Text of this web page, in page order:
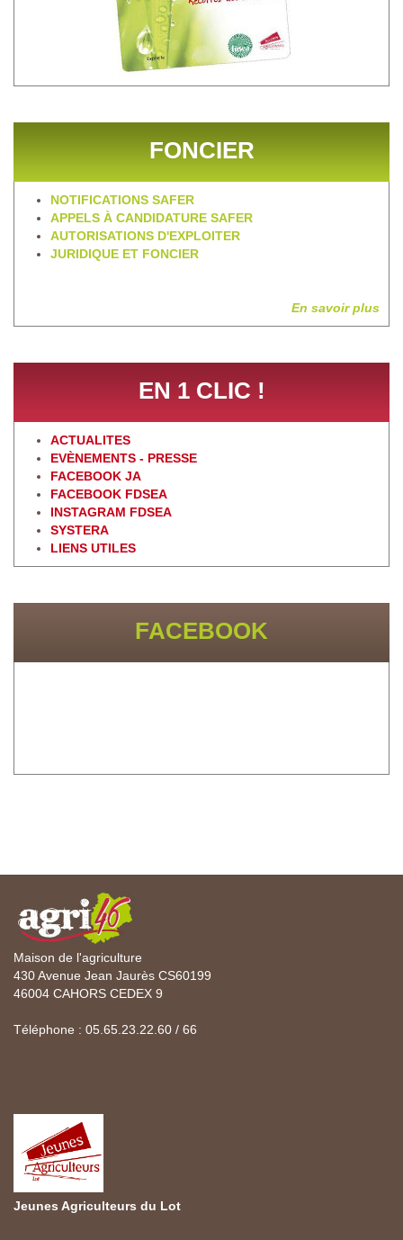
FONCIER
NOTIFICATIONS SAFER
APPELS À CANDIDATURE SAFER
AUTORISATIONS D'EXPLOITER
JURIDIQUE ET FONCIER
En savoir plus
EN 1 CLIC !
ACTUALITES
EVÈNEMENTS - PRESSE
FACEBOOK JA
FACEBOOK FDSEA
INSTAGRAM FDSEA
SYSTERA
LIENS UTILES
FACEBOOK
Maison de l'agriculture
430 Avenue Jean Jaurès CS60199
46004 CAHORS CEDEX 9
Téléphone : 05.65.23.22.60 / 66
Jeunes Agriculteurs du Lot